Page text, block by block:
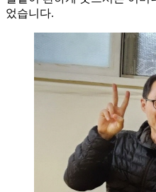
었습니다.